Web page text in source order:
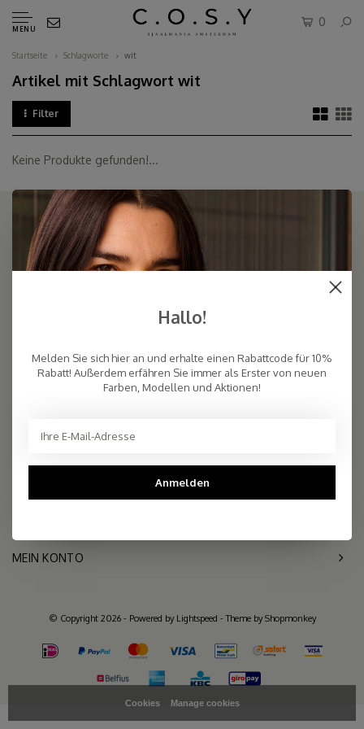
MENU
0
Startseite Schlagworte wit
Artikel mit Schlagwort wit
Filter
Keine Produkte gefunden!...
+31- (0)6 - 11 36 27 11
2.261 reviews
MEIN KONTO
© Copyright 2026 - Powered by Lightspeed - Theme byShopmonkey
Cookies Manage cookies
Hallo!
Melden Sie sich hier an und erhalte einen Rabattcode für 10%
Rabatt! Außerdem erfähren Sie immer als Erster von neuen
Farben, Modellen und Aktionen!
Anmelden